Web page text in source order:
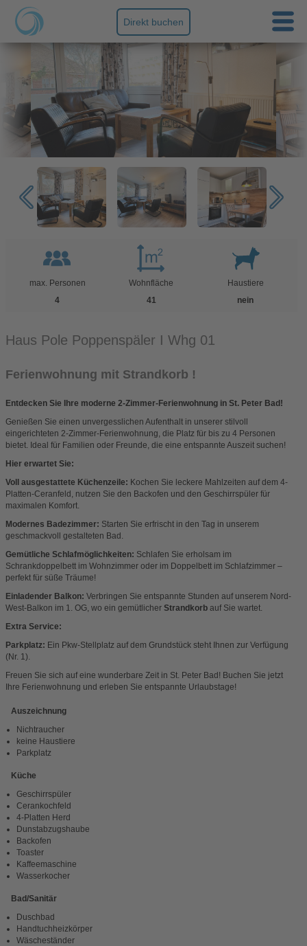
Direkt buchen
max. Personen
4
Wohnfläche
41
Haustiere
nein
Haus Pole Poppenspäler I Whg 01
Ferienwohnung mit Strandkorb !
Entdecken Sie Ihre moderne 2-Zimmer-Ferienwohnung in St. Peter Bad!
Genießen Sie einen unvergesslichen Aufenthalt in unserer stilvoll
eingerichteten 2-Zimmer-Ferienwohnung, die Platz für bis zu 4 Personen
bietet. Ideal für Familien oder Freunde, die eine entspannte Auszeit suchen!
Hier erwartet Sie:
Voll ausgestattete Küchenzeile: Kochen Sie leckere Mahlzeiten auf dem 4-
Platten-Ceranfeld, nutzen Sie den Backofen und den Geschirrspüler für
maximalen Komfort.
Modernes Badezimmer: Starten Sie erfrischt in den Tag in unserem
geschmackvoll gestalteten Bad.
Gemütliche Schlafmöglichkeiten: Schlafen Sie erholsam im
Schrankdoppelbett im Wohnzimmer oder im Doppelbett im Schlafzimmer –
perfekt für süße Träume!
Einladender Balkon: Verbringen Sie entspannte Stunden auf unserem Nord-
West-Balkon im 1. OG, wo ein gemütlicher Strandkorb auf Sie wartet.
Extra Service:
Parkplatz: Ein Pkw-Stellplatz auf dem Grundstück steht Ihnen zur Verfügung
(Nr. 1).
Freuen Sie sich auf eine wunderbare Zeit in St. Peter Bad! Buchen Sie jetzt
Ihre Ferienwohnung und erleben Sie entspannte Urlaubstage!
Auszeichnung
Nichtraucher
keine Haustiere
Parkplatz
Küche
Geschirrspüler
Cerankochfeld
4-Platten Herd
Dunstabzugshaube
Backofen
Toaster
Kaffeemaschine
Wasserkocher
Bad/Sanitär
Duschbad
Handtuchheizkörper
Wäscheständer